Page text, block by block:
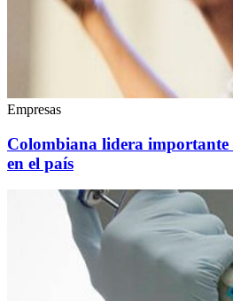
Empresas
Colombiana lidera
en el país